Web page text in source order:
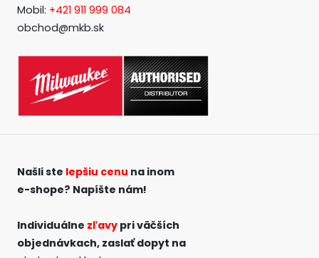
Mobil: +421 911 999 084
obchod@mkb.sk
Našli ste lepšiu cenu na inom
e-shope? Napíšte nám!
Individuálne zľavy pri väčších
objednávkach, zaslať dopyt na